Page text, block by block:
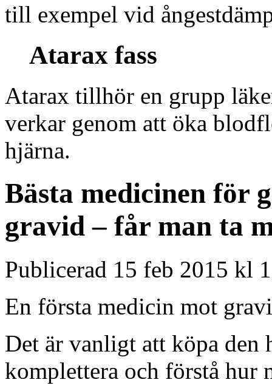
till exempel vid
Atarax fass
Atarax tillhör en grupp
verkar genom att öka
hjärna.
Bästa medicinen för
gravid – får man ta
Publicerad 15 feb 2015 kl
En första medicin mot
Det är vanligt att köpa den
komplettera och förstå hur